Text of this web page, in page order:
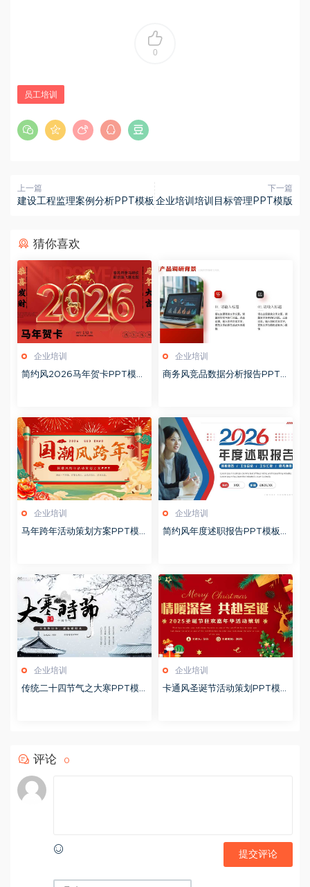
0
员工培训
上一篇
建设工程监理案例分析PPT模板
下一篇
企业培训培训目标管理PPT模版
猜你喜欢
企业培训
简约风2026马年贺卡PPT模板
企业培训
商务风竞品数据分析报告PPT
企业培训
马年跨年活动策划方案PPT模
企业培训
简约风年度述职报告PPT模板2
企业培训
传统二十四节气之大寒PPT模
企业培训
卡通风圣诞节活动策划PPT模
评论 0
提交评论